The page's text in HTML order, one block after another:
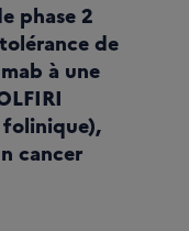
phase 2
de
à une
folinique),
cancer